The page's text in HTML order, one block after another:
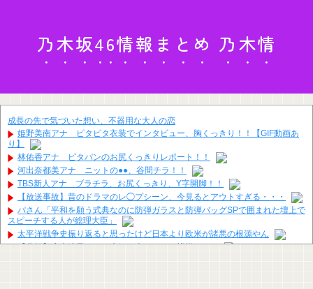
乃木坂46情報まとめ 乃木情
成長の先で気づいた想い、不器用な大人の恋
姫野美南アナ ピタピタ衣装でインタビュー、胸くっきり！！【GIF動画あ
り】
林佑香アナ ピタパンのお尻くっきりレポート！！
河出奈都美アナ ニットの●●、谷間チラ！！
TBS新人アナ ブラチラ、お尻くっきり、Y字開脚！！
【放送事故】昔のドラマのレ◯プシーン、今見るとアウトすぎる・・・
パさん「平和を願う式典なのに防弾ガラスと防弾バッグSPで囲まれた壇上で
スピーチする人が総理大臣」
太平洋戦争史振り返ると思ったけど日本より欧米が諸悪の根源やん
【悲報】広末涼子さん、病気を患っていた模様・・・